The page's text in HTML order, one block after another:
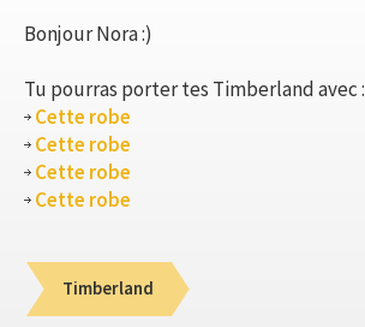
Bonjour Nora :)
Tu pourras porter tes Timberland avec :
Cette robe
Cette robe
Cette robe
Cette robe
Timberland